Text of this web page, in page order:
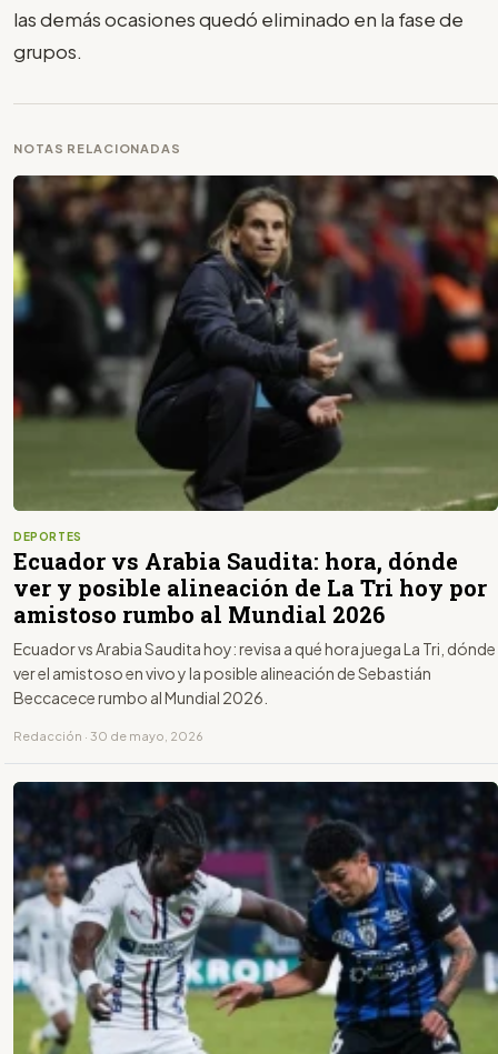
las demás ocasiones quedó eliminado en la fase de
grupos.
NOTAS RELACIONADAS
DEPORTES
Ecuador vs Arabia Saudita: hora, dónde
ver y posible alineación de La Tri hoy por
amistoso rumbo al Mundial 2026
Ecuador vs Arabia Saudita hoy: revisa a qué hora juega La Tri, dónde
ver el amistoso en vivo y la posible alineación de Sebastián
Beccacece rumbo al Mundial 2026.
Redacción · 30 de mayo, 2026